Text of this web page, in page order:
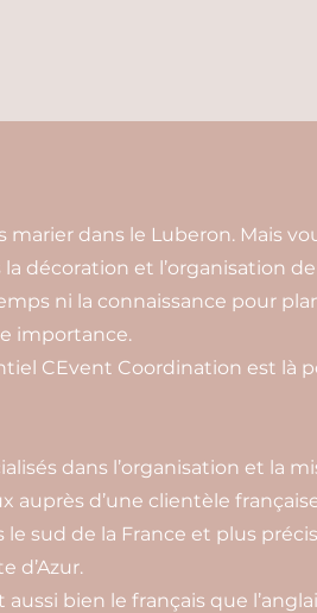
marier dans le Luberon. Mais
décoration et l’organisation
ni la connaissance pour
importance.
CEvent Coordination est là
dans l’organisation et la
auprès d’une clientèle
sud de la France et plus
d’Azur.
bien le français que